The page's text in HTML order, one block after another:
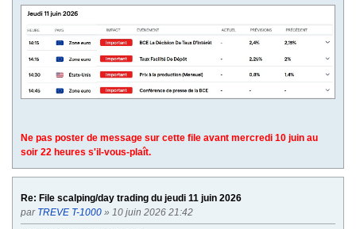
Ne pas poster de message sur cette file avant mercredi 10 juin au
soir 22 heures s'il-vous-plaît.
Re: File scalping/day trading du jeudi 11 juin 2026
par TREVE T-1000 » 10 juin 2026 21:42